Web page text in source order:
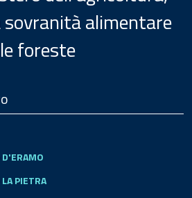
sovranità alimentare
foreste
PIETRA